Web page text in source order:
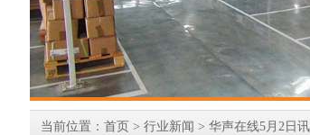
当前位置： 首页 > 行业新闻 > 华声在线5月2日讯（